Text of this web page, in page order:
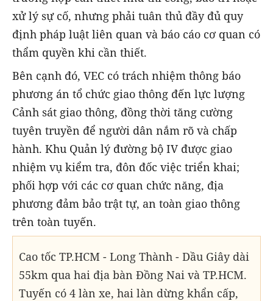
xử lý sự cố, nhưng phải tuân thủ đầy đủ quy
định pháp luật liên quan và báo cáo cơ quan có
thẩm quyền khi cần thiết.
Bên cạnh đó, VEC có trách nhiệm thông báo
phương án tổ chức giao thông đến lực lượng
Cảnh sát giao thông, đồng thời tăng cường
tuyên truyền để người dân nắm rõ và chấp
hành. Khu Quản lý đường bộ IV được giao
nhiệm vụ kiểm tra, đôn đốc việc triển khai;
phối hợp với các cơ quan chức năng, địa
phương đảm bảo trật tự, an toàn giao thông
trên toàn tuyến.
Cao tốc TP.HCM - Long Thành - Dầu Giây dài
55km qua hai địa bàn Đồng Nai và TP.HCM.
Tuyến có 4 làn xe, hai làn dừng khẩn cấp,